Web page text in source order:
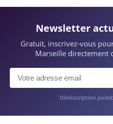
Newsletter
Gratuit, inscrivez-vous
Marseille directement
Désinscription